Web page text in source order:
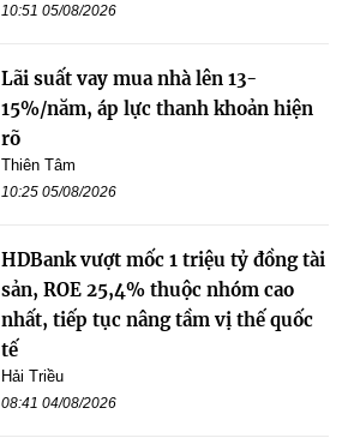
10:51 05/08/2026
Lãi suất vay mua nhà lên 13-
15%/năm, áp lực thanh khoản hiện
rõ
Thiên Tâm
10:25 05/08/2026
HDBank vượt mốc 1 triệu tỷ đồng tài
sản, ROE 25,4% thuộc nhóm cao
nhất, tiếp tục nâng tầm vị thế quốc
tế
Hải Triều
08:41 04/08/2026